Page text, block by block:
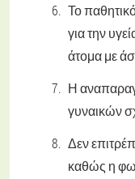
Το
για την
άτομα με
Η
γυναικών
Δεν
καθώς η